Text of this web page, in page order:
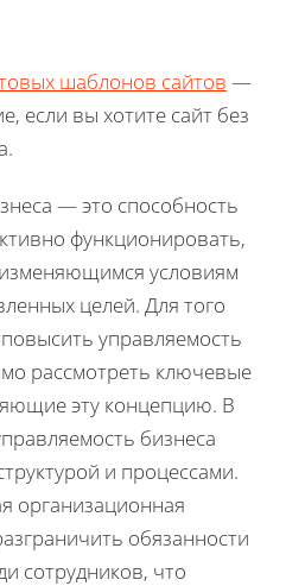
шаблонов сайтов —
если вы хотите сайт без
— это способность
функционировать,
условиям
целей. Для того
управляемость
рассмотреть ключевые
эту концепцию. В
бизнеса
и процессами.
организационная
обязанности
сотрудников, что